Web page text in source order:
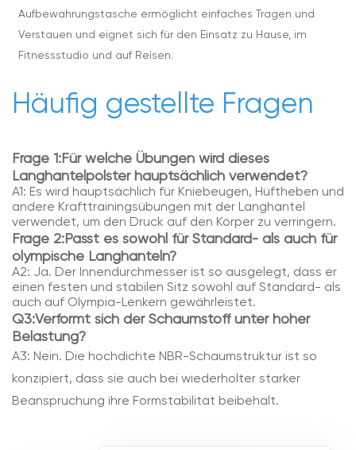
Aufbewahrungstasche ermöglicht einfaches Tragen und
Verstauen und eignet sich für den Einsatz zu Hause, im
Fitnessstudio und auf Reisen.
Häufig gestellte Fragen
Frage 1:Für welche Übungen wird dieses
Langhantelpolster hauptsächlich verwendet?
A1: Es wird hauptsächlich für Kniebeugen, Hüftheben und
andere Krafttrainingsübungen mit der Langhantel
verwendet, um den Druck auf den Körper zu verringern.
Frage 2:Passt es sowohl für Standard- als auch für
olympische Langhanteln?
A2: Ja. Der Innendurchmesser ist so ausgelegt, dass er
einen festen und stabilen Sitz sowohl auf Standard- als
auch auf Olympia-Lenkern gewährleistet.
Q3:Verformt sich der Schaumstoff unter hoher
Belastung?
A3: Nein. Die hochdichte NBR-Schaumstruktur ist so
konzipiert, dass sie auch bei wiederholter starker
Beanspruchung ihre Formstabilität beibehält.